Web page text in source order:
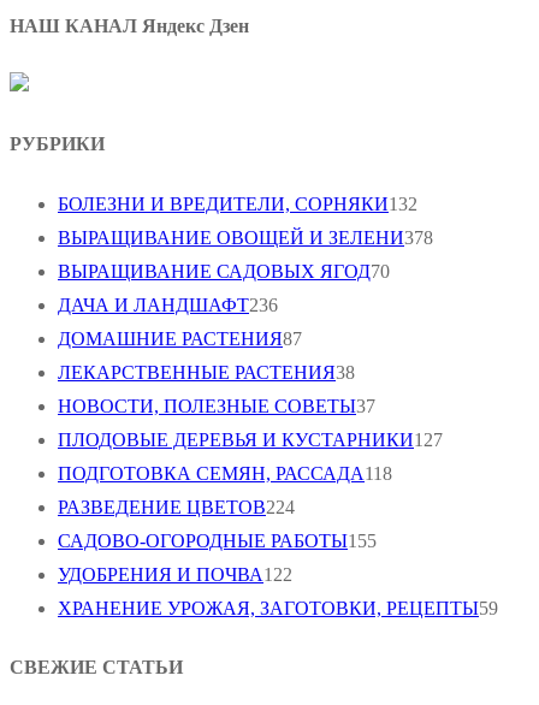
НАШ КАНАЛ Яндекс Дзен
РУБРИКИ
БОЛЕЗНИ И ВРЕДИТЕЛИ, СОРНЯКИ132
ВЫРАЩИВАНИЕ ОВОЩЕЙ И ЗЕЛЕНИ378
ВЫРАЩИВАНИЕ САДОВЫХ ЯГОД70
ДАЧА И ЛАНДШАФТ236
ДОМАШНИЕ РАСТЕНИЯ87
ЛЕКАРСТВЕННЫЕ РАСТЕНИЯ38
НОВОСТИ, ПОЛЕЗНЫЕ СОВЕТЫ37
ПЛОДОВЫЕ ДЕРЕВЬЯ И КУСТАРНИКИ127
ПОДГОТОВКА СЕМЯН, РАССАДА118
РАЗВЕДЕНИЕ ЦВЕТОВ224
САДОВО-ОГОРОДНЫЕ РАБОТЫ155
УДОБРЕНИЯ И ПОЧВА122
ХРАНЕНИЕ УРОЖАЯ, ЗАГОТОВКИ, РЕЦЕПТЫ59
СВЕЖИЕ СТАТЬИ